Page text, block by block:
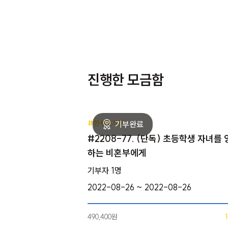
진행한 모금함
#한부모가정
#2208-77. (단독) 초등학생 자녀를
하는 비혼부에게
기부자 1명
2022-08-26 ~ 2022-08-26
490,400원